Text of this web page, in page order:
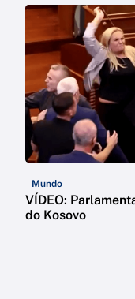
Mundo
VÍDEO:
do Kosovo